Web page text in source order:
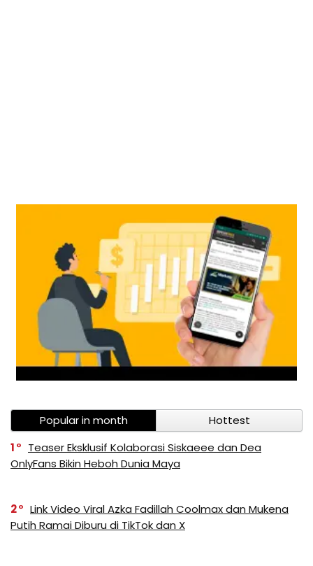
Popular in month
Hottest
1
Teaser Eksklusif Kolaborasi Siskaeee dan Dea
OnlyFans Bikin Heboh Dunia Maya
2
Link Video Viral Azka Fadillah Coolmax dan Mukena
Putih Ramai Diburu di TikTok dan X